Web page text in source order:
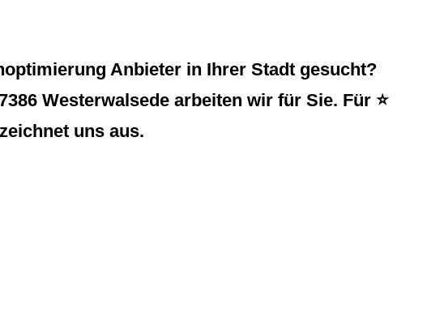
Anbieter in Ihrer Stadt gesucht?
Westerwalsede arbeiten wir für Sie. Für ⭐
uns aus.